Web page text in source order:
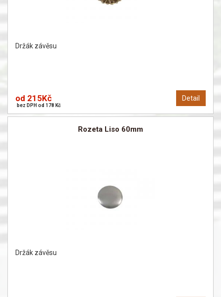
Držák závěsu
Detail
od 215Kč
bez DPH od 178 Kč
Rozeta Liso 60mm
Držák závěsu